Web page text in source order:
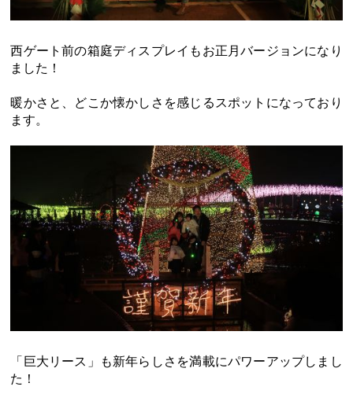
西ゲート前の箱庭ディスプレイもお正月バージョンになり
ました！
暖かさと、どこか懐かしさを感じるスポットになっており
ます。
「巨大リース」も新年らしさを満載にパワーアップしまし
た！